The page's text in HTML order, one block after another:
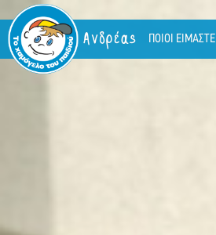
Ανδρέας ΠΟΙΟΙ ΕΙΜΑΣΤΕ